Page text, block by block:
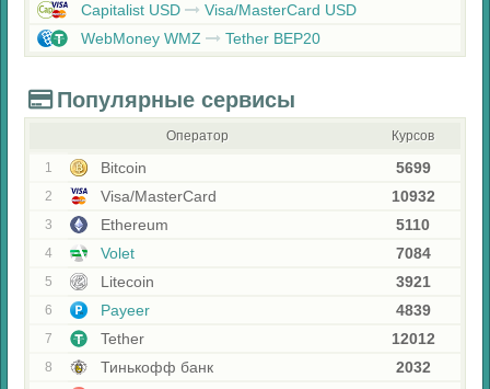
Capitalist USD
Visa/MasterCard USD
WebMoney WMZ
Tether BEP20
Популярные сервисы
Оператор Курсов
1 Bitcoin 5699
2 Visa/MasterCard 10932
3 Ethereum 5110
4 Volet 7084
5 Litecoin 3921
6 Payeer 4839
7 Tether 12012
8 Тинькофф банк 2032